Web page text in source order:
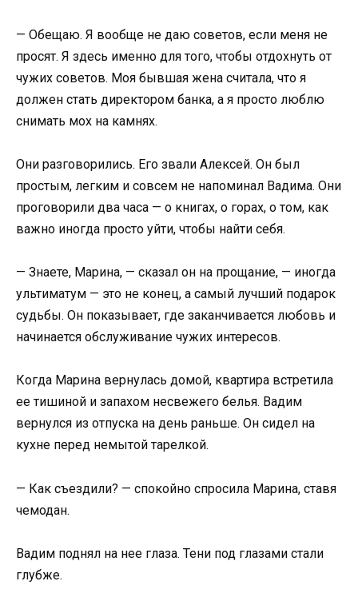
— Обещаю. Я вообще не даю советов, если меня не
просят. Я здесь именно для того, чтобы отдохнуть от
чужих советов. Моя бывшая жена считала, что я
должен стать директором банка, а я просто люблю
снимать мох на камнях.
Они разговорились. Его звали Алексей. Он был
простым, легким и совсем не напоминал Вадима. Они
проговорили два часа — о книгах, о горах, о том, как
важно иногда просто уйти, чтобы найти себя.
— Знаете, Марина, — сказал он на прощание, — иногда
ультиматум — это не конец, а самый лучший подарок
судьбы. Он показывает, где заканчивается любовь и
начинается обслуживание чужих интересов.
Когда Марина вернулась домой, квартира встретила
ее тишиной и запахом несвежего белья. Вадим
вернулся из отпуска на день раньше. Он сидел на
кухне перед немытой тарелкой.
— Как съездили? — спокойно спросила Марина, ставя
чемодан.
Вадим поднял на нее глаза. Тени под глазами стали
глубже.